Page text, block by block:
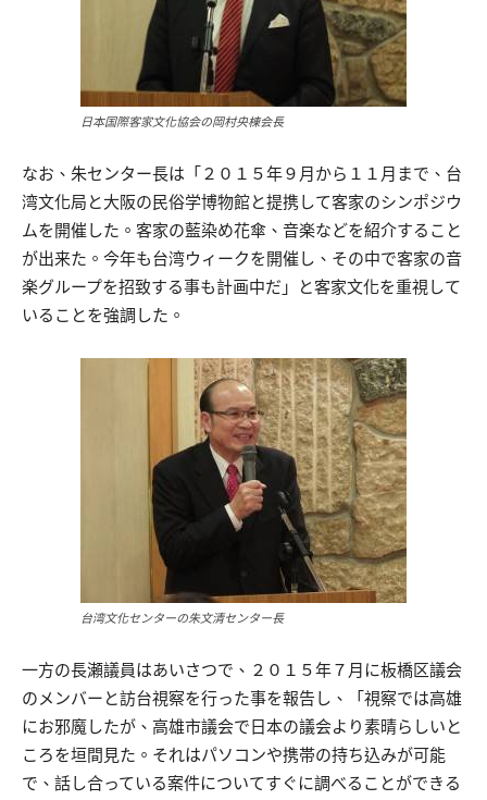
日本国際客家文化協会の岡村央棟会長
なお、朱センター長は「２０１５年９月から１１月まで、台
湾文化局と大阪の民俗学博物館と提携して客家のシンポジウ
ムを開催した。客家の藍染め花傘、音楽などを紹介すること
が出来た。今年も台湾ウィークを開催し、その中で客家の音
楽グループを招致する事も計画中だ」と客家文化を重視して
いることを強調した。
台湾文化センターの朱文清センター長
一方の長瀬議員はあいさつで、２０１５年７月に板橋区議会
のメンバーと訪台視察を行った事を報告し、「視察では高雄
にお邪魔したが、高雄市議会で日本の議会より素晴らしいと
ころを垣間見た。それはパソコンや携帯の持ち込みが可能
で、話し合っている案件についてすぐに調べることができる